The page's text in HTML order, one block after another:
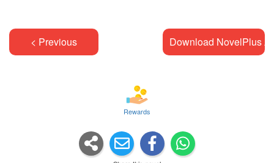
< Previous Download NovelPlus
Rewards